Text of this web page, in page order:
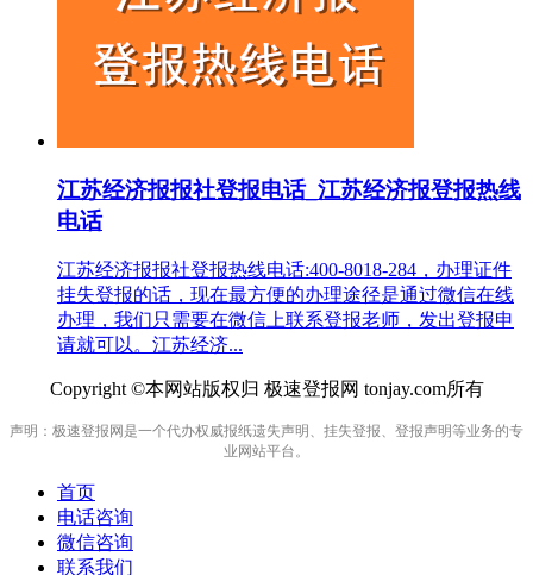
江苏经济报报社登报电话_江苏经济报登报热线
电话
江苏经济报报社登报热线电话:400-8018-284，办理证件
挂失登报的话，现在最方便的办理途径是通过微信在线
办理，我们只需要在微信上联系登报老师，发出登报申
请就可以。江苏经济...
Copyright ©本网站版权归 极速登报网 tonjay.com所有
声明：极速登报网是一个代办权威报纸遗失声明、挂失登报、登报声明等业务的专
业网站平台。
首页
电话咨询
微信咨询
联系我们